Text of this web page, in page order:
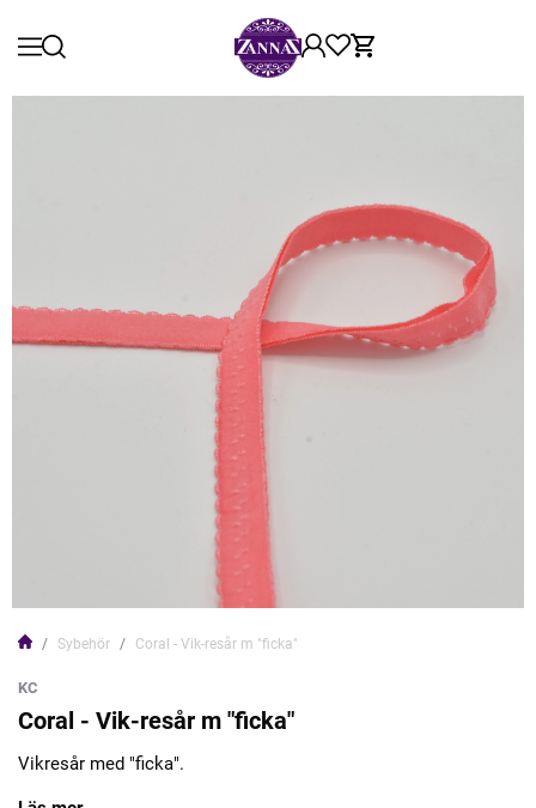
Sybehör Coral - Vik-resår m "ficka"
KC
Coral - Vik-resår m "ficka"
Vikresår med "ficka".